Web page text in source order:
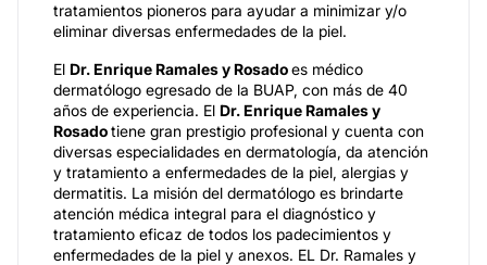
tratamientos pioneros para ayudar a minimizar y/o
eliminar diversas enfermedades de la piel.
El Dr. Enrique Ramales y Rosadoes médico
dermatólogo egresado de la BUAP, con más de 40
años de experiencia. El Dr. Enrique Ramales y
Rosadotiene gran prestigio profesional y cuenta con
diversas especialidades en dermatología, da atención
y tratamiento a enfermedades de la piel, alergias y
dermatitis. La misión del dermatólogo es brindarte
atención médica integral para el diagnóstico y
tratamiento eficaz de todos los padecimientos y
enfermedades de la piel y anexos. EL Dr. Ramales y